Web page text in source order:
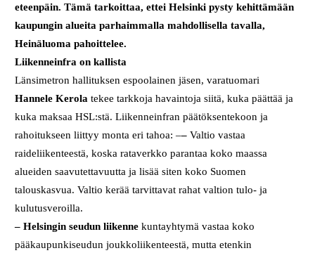
eteenpäin. Tämä tarkoittaa, ettei Helsinki pysty kehittämään
kaupungin alueita parhaimmalla mahdollisella tavalla,
Heinäluoma pahoittelee.
Liikenneinfra on kallista
Länsimetron hallituksen espoolainen jäsen, varatuomari
Hannele Kerola tekee tarkkoja havaintoja siitä, kuka päättää ja
kuka maksaa HSL:stä. Liikenneinfran päätöksentekoon ja
rahoitukseen liittyy monta eri tahoa: ––Valtio vastaa
raideliikenteestä, koska rataverkko parantaa koko maassa
alueiden saavutettavuutta ja lisää siten koko Suomen
talouskasvua. Valtio kerää tarvittavat rahat valtion tulo- ja
kulutusveroilla.
–Helsingin seudun liikenne kuntayhtymä vastaa koko
pääkaupunkiseudun joukkoliikenteestä, mutta etenkin